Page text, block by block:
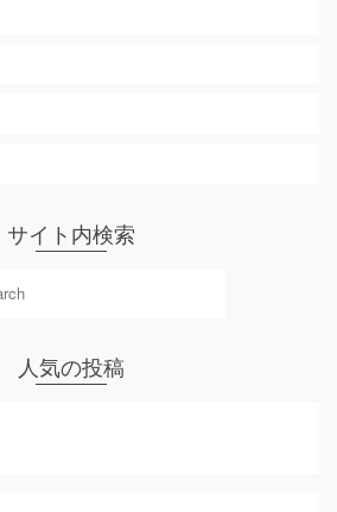
サイト内検索
人気の投稿